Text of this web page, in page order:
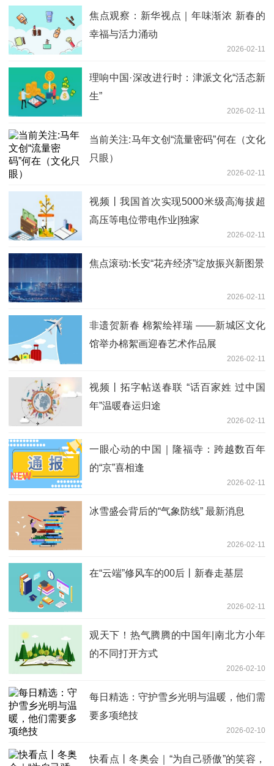
焦点观察：新华视点｜年味渐浓 新春的
幸福与活力涌动
2026-02-11
理响中国·深改进行时：津派文化“活态新
生”
2026-02-11
当前关注:马年文创“流量密码”何在（文化
只眼）
2026-02-11
视频丨我国首次实现5000米级高海拔超
高压等电位带电作业|独家
2026-02-11
焦点滚动:长安“花卉经济”绽放振兴新图景
2026-02-11
非遗贺新春 棉絮绘祥瑞 ——新城区文化
馆举办棉絮画迎春艺术作品展
2026-02-11
视频丨拓字帖送春联 “话百家姓 过中国
年”温暖春运归途
2026-02-11
一眼心动的中国｜隆福寺：跨越数百年
的“京”喜相逢
2026-02-11
冰雪盛会背后的“气象防线” 最新消息
2026-02-11
在“云端”修风车的00后丨新春走基层
2026-02-11
观天下！热气腾腾的中国年|南北方小年
的不同打开方式
2026-02-10
每日精选：守护雪乡光明与温暖，他们需
要多项绝技
2026-02-10
快看点丨冬奥会｜“为自己骄傲”的笑容，